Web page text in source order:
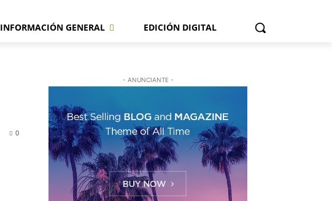
INFORMACIÓN GENERAL EDICIÓN DIGITAL
0
- ANUNCIANTE -